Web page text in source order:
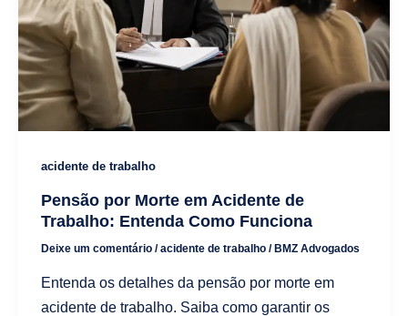
acidente de trabalho
Pensão por Morte em Acidente de
Trabalho: Entenda Como Funciona
Deixe um comentário /acidente de trabalho/ BMZ Advogados
Entenda os detalhes da pensão por morte em
acidente de trabalho. Saiba como garantir os